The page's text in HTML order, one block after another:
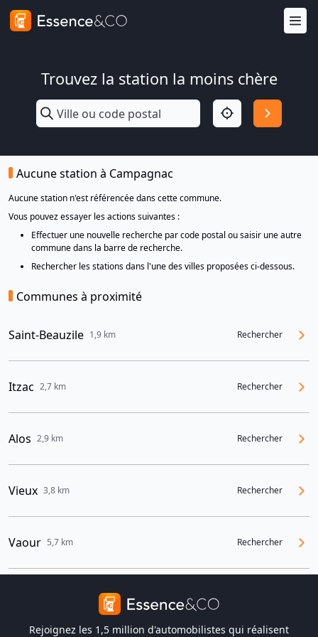
Trouvez la station la moins chère
Aucune station à Campagnac
Aucune station n'est référencée dans cette commune.
Vous pouvez essayer les actions suivantes :
Effectuer une nouvelle recherche par code postal ou saisir une autre
commune dans la barre de recherche.
Rechercher les stations dans l'une des villes proposées ci-dessous.
Communes à proximité
Saint-Beauzile 1,9 km Rechercher
Itzac 2,7 km Rechercher
Alos 2,9 km Rechercher
Vieux 3,8 km Rechercher
Vaour 5,7 km Rechercher
Rejoignez les 1,5 million d'automobilistes qui réalisent